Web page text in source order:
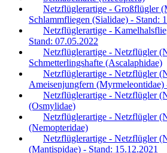
Netzflüglerartige - Großflügler
Schlammfliegen (Sialidae) - Stand:
Netzflüglerartige -
Stand: 07.05.2022
Netzflüglerartige - Netzflügler
Schmetterlingshafte (Ascalaphidae)
Netzflüglerartige - Netzflügler
Ameisenjungfern (Myrmeleontidae)
Netzflüglerartige - Netzflügler
(Osmylidae)
Netzflüglerartige - Netzflügler
(Nemopteridae)
Netzflüglerartige - Netzflügler
(Mantispidae) - Stand: 15.12.2021